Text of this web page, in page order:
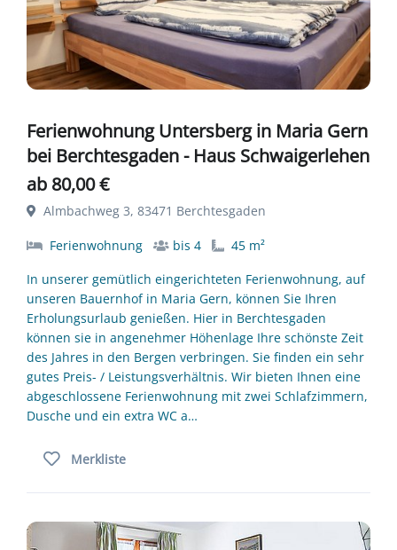
Ferienwohnung Untersberg in Maria Gern
bei Berchtesgaden - Haus Schwaigerlehen
ab 80,00 €
Almbachweg 3, 83471 Berchtesgaden
Ferienwohnung bis 4
45 m²
In unserer gemütlich eingerichteten Ferienwohnung, auf
unseren Bauernhof in Maria Gern, können Sie Ihren
Erholungsurlaub genießen. Hier in Berchtesgaden
können sie in angenehmer Höhenlage Ihre schönste Zeit
des Jahres in den Bergen verbringen. Sie finden ein sehr
gutes Preis- / Leistungsverhältnis. Wir bieten Ihnen eine
abgeschlossene Ferienwohnung mit zwei Schlafzimmern,
Dusche und ein extra WC a…
Merkliste